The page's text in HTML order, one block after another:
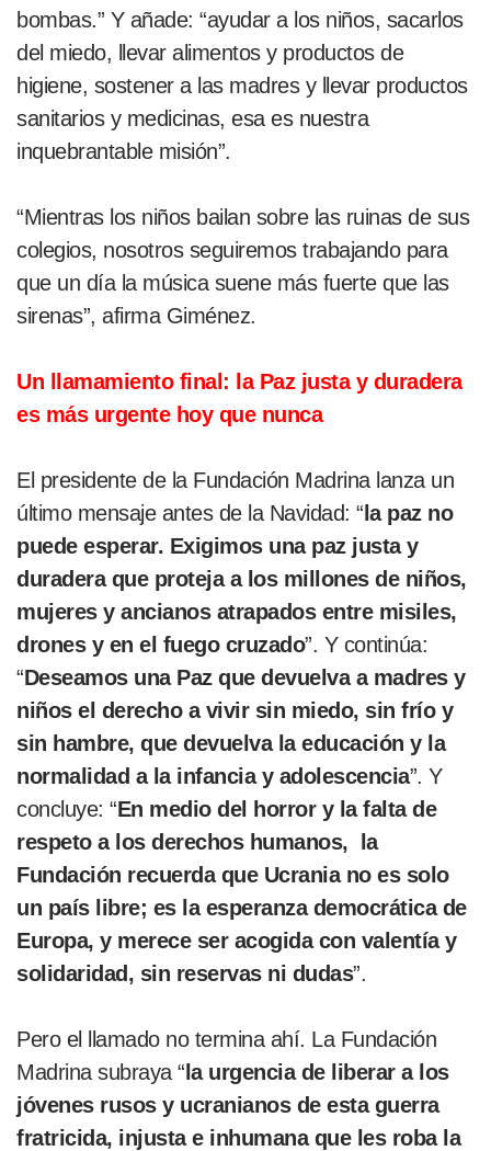
bombas.” Y añade: “ayudar a los niños, sacarlos
del miedo, llevar alimentos y productos de
higiene, sostener a las madres y llevar productos
sanitarios y medicinas, esa es nuestra
inquebrantable misión”.
“Mientras los niños bailan sobre las ruinas de sus
colegios, nosotros seguiremos trabajando para
que un día la música suene más fuerte que las
sirenas”, afirma Giménez.
Un llamamiento final: la Paz justa y duradera
es más urgente hoy que nunca
El presidente de la Fundación Madrina lanza un
último mensaje antes de la Navidad: “ la paz no
puede esperar. Exigimos una paz justa y
duradera que proteja a los millones de niños,
mujeres y ancianos atrapados entre misiles,
drones y en el fuego cruzado”. Y continúa:
“Deseamos una Paz que devuelva a madres y
niños el derecho a vivir sin miedo, sin frío y
sin hambre, que devuelva la educación y la
normalidad a la infancia y adolescencia”. Y
concluye: “En medio del horror y la falta de
respeto a los derechos humanos, la
Fundación recuerda que Ucrania no es solo
un país libre; es la esperanza democrática de
Europa, y merece ser acogida con valentía y
solidaridad, sin reservas ni dudas”.
Pero el llamado no termina ahí. La Fundación
Madrina subraya “ la urgencia de liberar a los
jóvenes rusos y ucranianos de esta guerra
fratricida, injusta e inhumana que les roba la